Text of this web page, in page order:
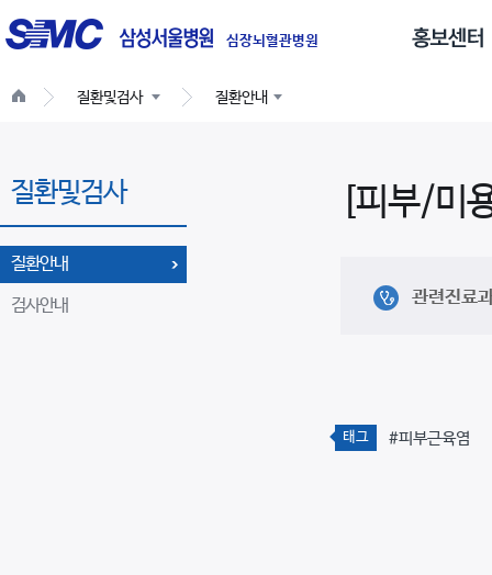
심장뇌혈관병원
글
로
네
이
션
질환및검사 질환안내
질환및검사
질환안내
검사안내
[피부/미
관련진료
태그 #피부근육염